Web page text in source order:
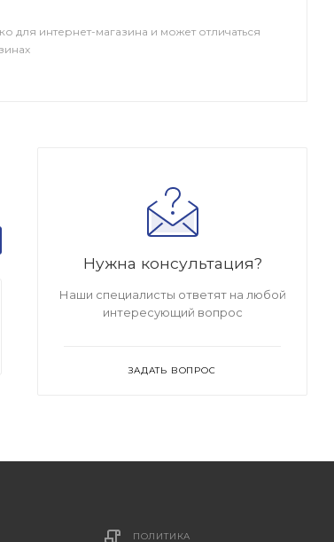
для интернет-магазина и может отличаться
Нужна консультация?
Наши специалисты ответят на любой
интересующий вопрос
ЗАДАТЬ ВОПРОС
ПОЛИТИКА